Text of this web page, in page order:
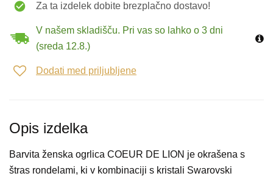
Za ta izdelek dobite brezplačno dostavo!
V našem skladišču. Pri vas so lahko o 3 dni
(sreda 12.8.)
Dodati med priljubljene
Opis izdelka
Barvita ženska ogrlica COEUR DE LION je okrašena s
štras rondelami, ki v kombinaciji s kristali Swarovski